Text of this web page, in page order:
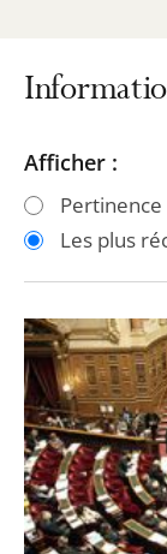
Passer
les
filtres
après
Passer
les
filtres
avant
Afficher :
Pertinence
Les plus
Depuis
10
ans,
le
Conseil
d’État
est